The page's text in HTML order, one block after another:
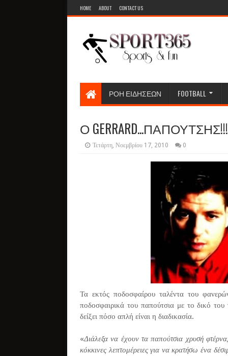
HOME ABOUT CONTACT US
ΡΟΗ ΕΙΔΗΣΕΩΝ FOOTBALL
Ο GERRARD...ΠΑΠΟΥΤΣΗΣ!!!
Τετάρτη, Νοεμβρίου 17, 2010 0
Τα εκτός ποδοσφαίρου ταλέντα του
ποδοσφαιρικά του παπούτσια με το δικό
δείξει πόσο απλή είναι η διαδικασία.
«Διάλεξα να έχουν τα παπούτσια χρυσή
κόκκινες λεπτομέρειες για να κρατήσω ένα